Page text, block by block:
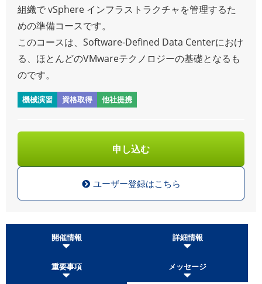
組織で vSphere インフラストラクチャを管理するた
めの準備コースです。
このコースは、Software-Defined Data Centerにおけ
る、ほとんどのVMwareテクノロジーの基礎となるも
のです。
機械演習 資格取得 他社提携
申し込む
ユーザー登録はこちら
開催情報 詳細情報
重要事項 メッセージ